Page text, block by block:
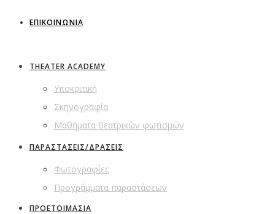
ΕΠΙΚΟΙΝΩΝΙΑ
THEATER ACADEMY
Υποκριτική
Σκηνογραφία
Μαθήματα θεατρικών φωτισμών
ΠΑΡΑΣΤΑΣΕΙΣ/ΔΡΑΣΕΙΣ
Φωτογραφίες
Προγράμματα παραστάσεων
ΠΡΟΕΤΟΙΜΑΣΙΑ